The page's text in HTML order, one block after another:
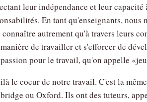
leur indépendance et leur capacité
En tant qu'enseignants, nous
connaître autrement qu'à travers leurs
de travailler et s'efforcer de
pour le travail, qu'on appelle
jeu
le coeur de notre travail. C'est la
ou Oxford. Ils ont des tuteurs,